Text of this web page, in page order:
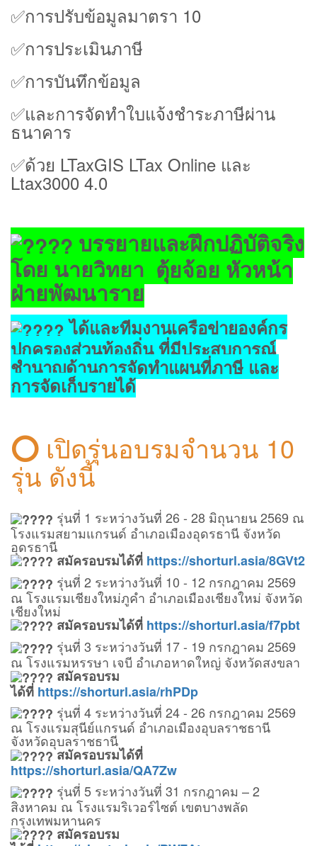
✅การปรับข้อมูลมาตรา 10
✅การประเมินภาษี
✅การบันทึกข้อมูล
✅และการจัดทำใบแจ้งชำระภาษีผ่าน
ธนาคาร
✅ด้วย LTaxGIS LTax Online และ
Ltax3000 4.0
บรรยายและฝึกปฏิบัติจริง
โดย นายวิทยา ตุ้ยจ้อย หัวหน้า
ฝ่ายพัฒนาราย
ได้และทีมงานเครือข่ายองค์กร
ปกครองส่วนท้องถิ่น ที่มีประสบการณ์
ชำนาญด้านการจัดทำแผนที่ภาษี และ
การจัดเก็บรายได้
⭕️ เปิดรุ่นอบรมจำนวน 10
รุ่น ดังนี้
รุ่นที่ 1 ระหว่างวันที่ 26 - 28 มิถุนายน 2569 ณ
โรงแรมสยามแกรนด์ อำเภอเมืองอุดรธานี จังหวัด
อุดรธานี
สมัครอบรมได้ที่ https://shorturl.asia/8GVt2
รุ่นที่ 2 ระหว่างวันที่ 10 - 12 กรกฎาคม 2569
ณ โรงแรมเชียงใหม่ภูคำ อำเภอเมืองเชียงใหม่ จังหวัด
เชียงใหม่
สมัครอบรมได้ที่ https://shorturl.asia/f7pbt
รุ่นที่ 3 ระหว่างวันที่ 17 - 19 กรกฎาคม 2569
ณ โรงแรมหรรษา เจบี อำเภอหาดใหญ่ จังหวัดสงขลา
สมัครอบรม
ได้ที่ https://shorturl.asia/rhPDp
รุ่นที่ 4 ระหว่างวันที่ 24 - 26 กรกฎาคม 2569
ณ โรงแรมสุนีย์แกรนด์ อำเภอเมืองอุบลราชธานี
จังหวัดอุบลราชธานี
สมัครอบรมได้ที่
https://shorturl.asia/QA7Zw
รุ่นที่ 5 ระหว่างวันที่ 31 กรกฎาคม – 2
สิงหาคม ณ โรงแรมริเวอร์ไซต์ เขตบางพลัด
กรุงเทพมหานคร
สมัครอบรม